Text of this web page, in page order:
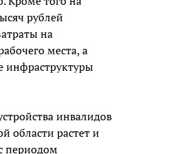
рублей
на
места, а
инфраструктуры
инвалидов
области растет и
периодом